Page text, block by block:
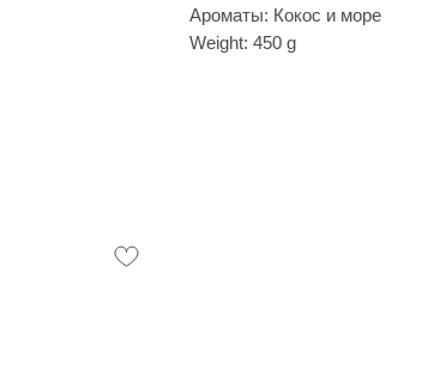
Ароматы: Кокос и море
Weight: 450 g